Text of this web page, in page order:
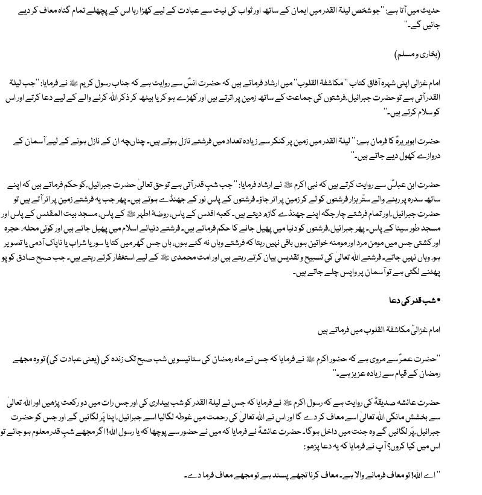
حدیث میں آتا ہے: ''جو شخص لیلۃ القدر میں ایمان کے ساتھ اور ثواب کی نیت سے عبادت کے لیے کھڑا رہا اس کے پچھلے تمام گناہ معاف کر دیے
جائیں گے۔''
(بخاری و مسلم)
امام غزالی اپنی شہرہ آفاق کتاب '' مکاشفۃ القلوب'' میں ارشاد فرماتے ہیں کہ حضرت انسؓ سے روایت ہے کہ جناب رسول کریم ﷺ نے فرمایا: ''جب لیلۃ
القدر آتی ہے تو حضرت جبرائیل ؑ فرشتوں کی جماعت کے ساتھ زمین پر اترتے ہیں اور کھڑے ہو کر یا بیٹھ کر ذکر اللہ کرنے والے کے لیے دعا کرتے اور اس
کو سلام کرتے ہیں۔''
حضرت ابوہریرہؓ کا فرمان ہے: '' لیلۃ القدر میں زمین پر کنکر سے زیادہ تعداد میں فرشتے نازل ہوتے ہیں۔ چناںچہ ان کے نازل ہونے کے لیے آسمان کے
دروازے کھول دیے جاتے ہیں۔''
حضرت ابن عباسؓ سے روایت کرتے ہیں کہ نبی اکرم ﷺ نے ارشاد فرمایا: '' جب شبِ قدر آتی ہے تو حق تعالیٰ حضرت جبرائیل ؑ کو حکم فرماتے ہیں کہ اپنے
ساتھ سدرہ پر رہنے والے ستّر ہزار فرشتوں کو لے کر زمین پر اتر جاؤ۔ فرشتوں کے پاس نور کے جھنڈے ہوتے ہیں۔ پھر جب یہ فرشتے زمین پر اتر آتے ہیں تو
حضرت جبرائیل ؑ اور تمام فرشتے چار جگہ اپنے جھنڈے گاڑھ دیتے ہیں۔ کعبہ اقدس کے پاس، روضۂ اطہر ﷺ کے پاس، مسجد بیت المقدس کے پاس اور
مسجد طور سینا کے پاس۔ پھر جبرائیل ؑ فرشتوں کو دنیا میں پھیل جانے کا حکم فرماتے ہیں۔ فرشتے دنیائے اسلام میں پھیل جاتے ہیں اور کوئی محلہ، حجرہ
اور کشتی جس میں مومن مرد اور مومنہ خواتین ہوں باقی نہیں رہتا کہ فرشتے وہاں نہ گئے ہوں، ہاں جس گھر میں کتا یا سور یا شراب یا ناپاک آدمی یا تصویر
ہو، وہاں نہیں جاتے۔ فرشتے اللہ تعالیٰ کی تسبیح و تقدیس بیان کرتے رہتے ہیں اور امت محمدی ﷺ کے لیے استغفار کرتے رہتے ہیں۔ جب صبح صادق کو پو
پھٹنے لگتی ہے تو آسمان پر واپس چلے جاتے ہیں۔
٭ شب قدر کی دعا
امام غزالیؒ مکاشفۃ القلوب میں فرماتے ہیں
''حضرت عمرؓ سے مروی ہے کہ حضور اکرم ﷺ نے فرمایا کہ جس نے ماہ رمضان کی ستائیسویں شب صبح تک زندہ کی (یعنی عبادت کی) تو وہ مجھے
رمضان کے قیام سے زیادہ عزیز ہے۔''
حضرت عائشہ صدیقہؓ کی روایت ہے کہ رسول اکرم ﷺ نے فرمایا کہ جس نے لیلۃ القدر کو شب بیداری کی اور جس رات میں دو رکعت پڑھیں اور اللہ تعالیٰ
سے بخشش مانگی اللہ تعالیٰ اسے معاف کر دے گا اور اس نے اللہ تعالیٰ کی رحمت میں غوطہ لگالیا اسے جبرائیل ؑ اپنا پَر لگائیں گے اور جس کو حضرت
جبرائیل ؑ پَر لگائیں گے وہ جنت میں داخل ہوگا۔ حضرت عائشہؓ نے فرمایا کہ میں نے حضور سے پوچھا کہ یا رسول اللہ! اگر مجھے شبِ قدر معلوم ہو جائے تو
اس میں کیا کروں؟ آپ نے فرمایا کہ یہ دعا پڑھو :
'' اے اللہ! تو معاف فرمانے والا ہے۔ معاف کرنا تجھے پسند ہے تو مجھے معاف فرما دے۔